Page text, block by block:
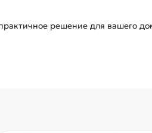
решение для вашего